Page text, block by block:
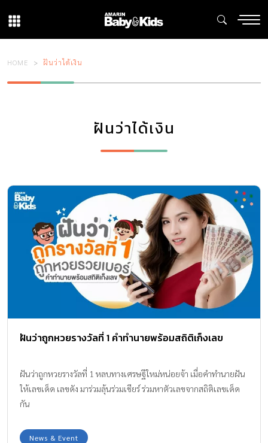
HOME ฝันว่าได้เงิน
ฝันว่าได้เงิน
ฝันว่าถูกหวยรางวัลที่ 1 คำทำนายพร้อมสถิติเก็งเลข
ฝันว่าถูกหวยรางวัลที่ 1 หลบทางเศรษฐีใหม่หน่อยจ้า เมื่อคำทำนายฝัน
ให้เลขเด็ด เลขดัง มาร่วมลุ้นร่วมเชียร์ ร่วมหาตัวเลขจากสถิติเลขเด็ด
กัน
News & Event